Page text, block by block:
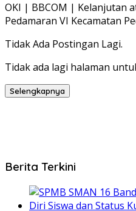
OKI | BBCOM | Kelanjutan
Pedamaran VI Kecamatan
Tidak Ada Postingan Lagi.
Tidak ada lagi halaman
Selengkapnya
Berita Terkini